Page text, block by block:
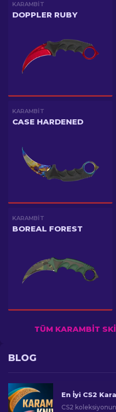
KARAMBIT
DOPPLER RUBY
KARAMBIT
CASE HARDENED
KARAMBIT
BOREAL FOREST
TÜM KARAMBIT
BLOG
CS2